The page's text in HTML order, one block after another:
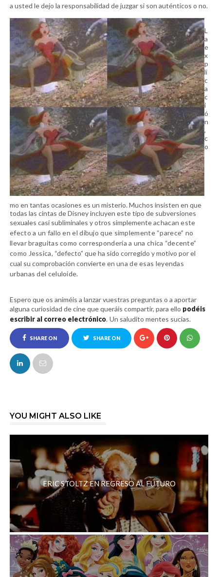
a usted le dejo la responsabilidad de juzgar si son auténticos o no.
L
a
e
x
p
li
c
a
c
i
ó
n
,
c
o
mo en tantas ocasiones es un misterio. Muchos insisten en que
todas las cintas de Disney incluyen este tipo de subversiones
sexuales casi subliminales y otros simplementeachacan este
efecto a un fallo en el dibujo que simplemente “parece” no
llevar braguitas como correspondería a una chica “decente”
como Jessica, “defecto” que ha sido corregido y motivo por el
cual su comprobación convierte en una de esas leyendas
urbanas del celuloide.
Espero que os animéis a lanzar vuestras preguntas o a aportar
alguna curiosidad de cine que queráis compartir, para ello podéis
escribir al correo electrónico. Un saludito mentes sucias.
SHARE ON
FACEBOOK
SHARE ON
YOU MIGHT ALSO LIKE
ERIC STOLTZ EN REGRESO AL FUTURO